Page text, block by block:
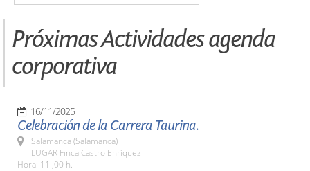
Próximas Actividades agenda
corporativa
16/11/2025
Celebración de la Carrera Taurina.
Salamanca (Salamanca)
LUGAR Finca Castro Enríquez
Hora: 11 ,00 h.